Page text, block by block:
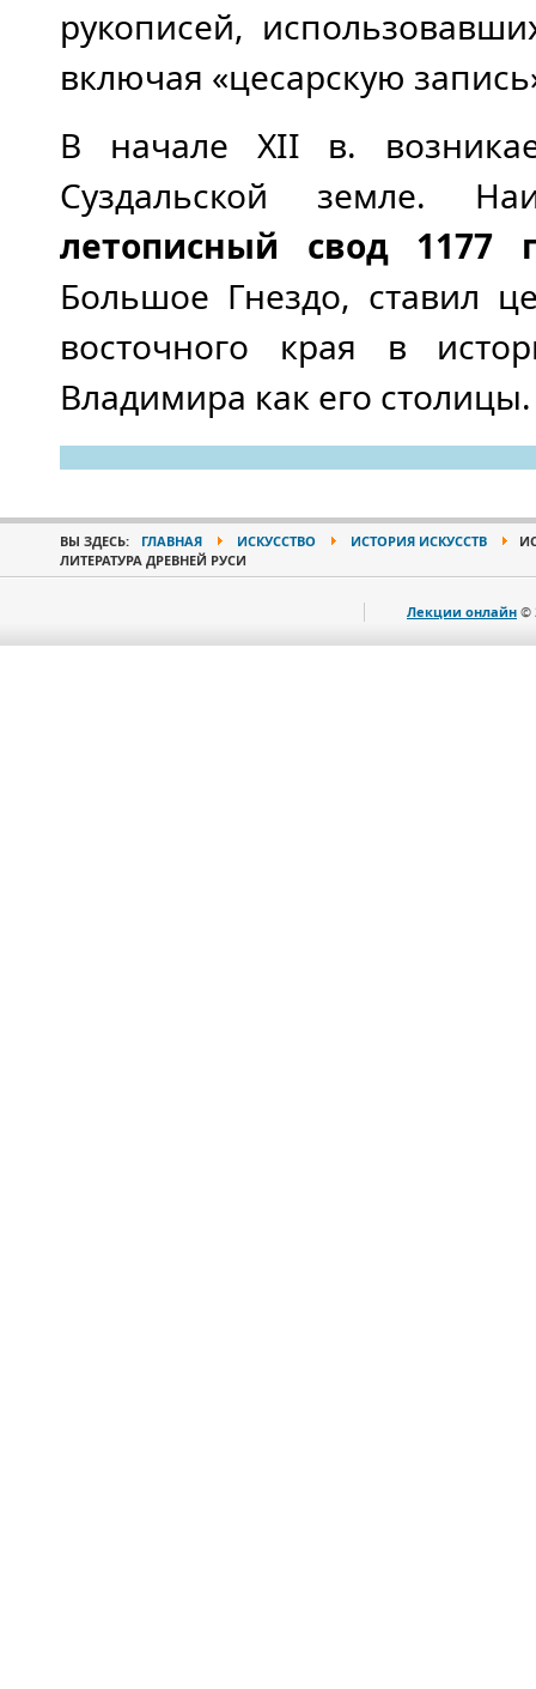
рукописей,
включая «цесарскую
В начале XII в.
Суздальской земле.
летописный свод 1177 г
Большое Гнездо, ставил
восточного края в
Владимира как его столицы.
ВЫ ЗДЕСЬ: ГЛАВНАЯ ИСКУССТВО ИСТОРИЯ ИСКУССТВ
ЛИТЕРАТУРА ДРЕВНЕЙ РУСИ
Лекции онлайн ©